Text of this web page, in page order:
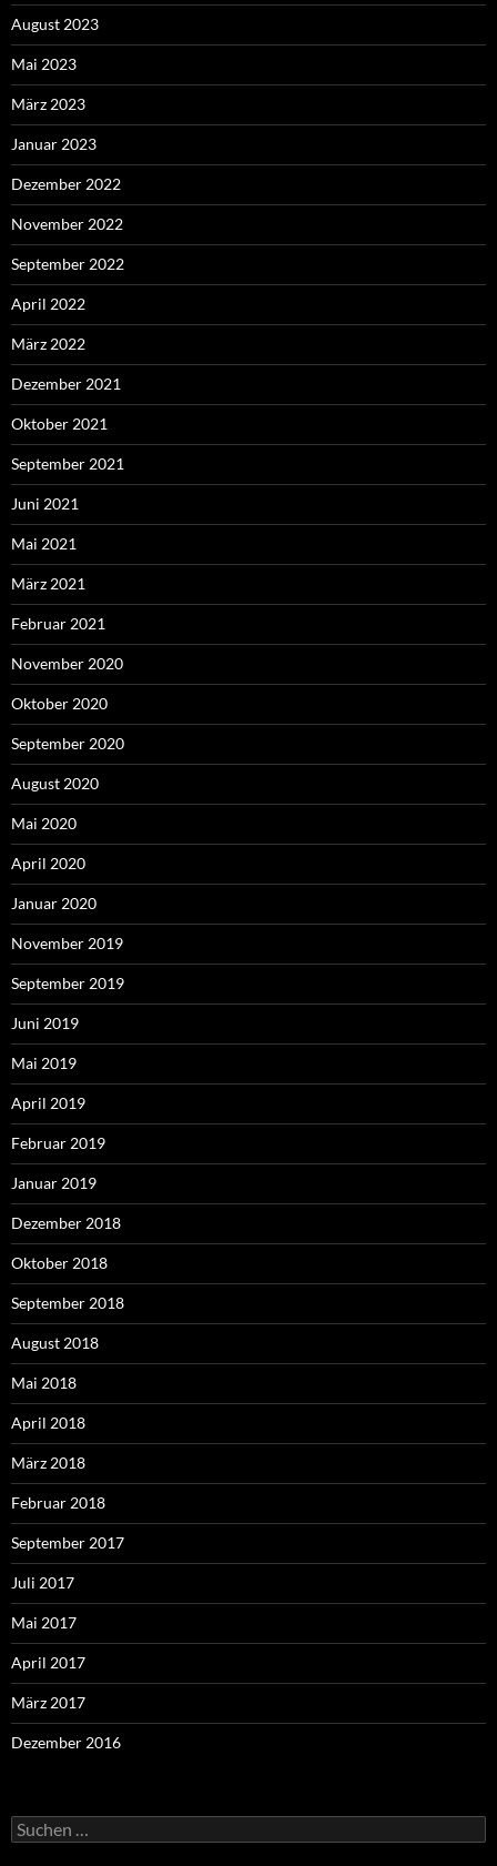
August 2023
Mai 2023
März 2023
Januar 2023
Dezember 2022
November 2022
September 2022
April 2022
März 2022
Dezember 2021
Oktober 2021
September 2021
Juni 2021
Mai 2021
März 2021
Februar 2021
November 2020
Oktober 2020
September 2020
August 2020
Mai 2020
April 2020
Januar 2020
November 2019
September 2019
Juni 2019
Mai 2019
April 2019
Februar 2019
Januar 2019
Dezember 2018
Oktober 2018
September 2018
August 2018
Mai 2018
April 2018
März 2018
Februar 2018
September 2017
Juli 2017
Mai 2017
April 2017
März 2017
Dezember 2016
Suchen
nach: